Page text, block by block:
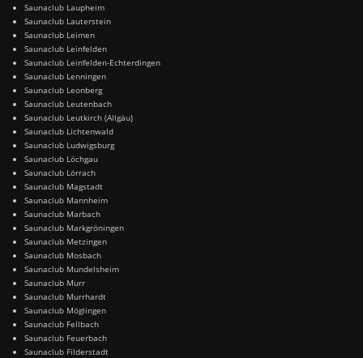
Saunaclub Laupheim
Saunaclub Lauterstein
Saunaclub Leimen
Saunaclub Leinfelden
Saunaclub Leinfelden-Echterdingen
Saunaclub Lenningen
Saunaclub Leonberg
Saunaclub Leutenbach
Saunaclub Leutkirch (Allgäu)
Saunaclub Lichtenwald
Saunaclub Ludwigsburg
Saunaclub Löchgau
Saunaclub Lörrach
Saunaclub Magstadt
Saunaclub Mannheim
Saunaclub Marbach
Saunaclub Markgröningen
Saunaclub Metzingen
Saunaclub Mosbach
Saunaclub Mundelsheim
Saunaclub Murr
Saunaclub Murrhardt
Saunaclub Möglingen
Saunaclub Fellbach
Saunaclub Feuerbach
Saunaclub Filderstadt